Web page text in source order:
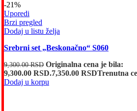
-21%
Uporedi
Brzi pregled
Dodaj u listu želja
Srebrni set „Beskonačno“ S060
9,300.00RSD Originalna cena je bila:
9,300.00 RSD.7,350.00 RSDTrenutna
Dodaj u korpu